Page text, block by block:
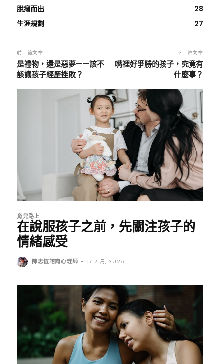
脫癮而出
28
生涯規劃
27
前一篇文章
是禮物，還是惡夢——該不
該讓孩子經歷挫敗？
下一篇文章
嘴裡好爭勝的孩子，究竟有
什麼事？
育兒路上
在說服孩子之前，先關注孩子的
情緒感受
陳志恆諮商心理師 - 17 7 月, 2026